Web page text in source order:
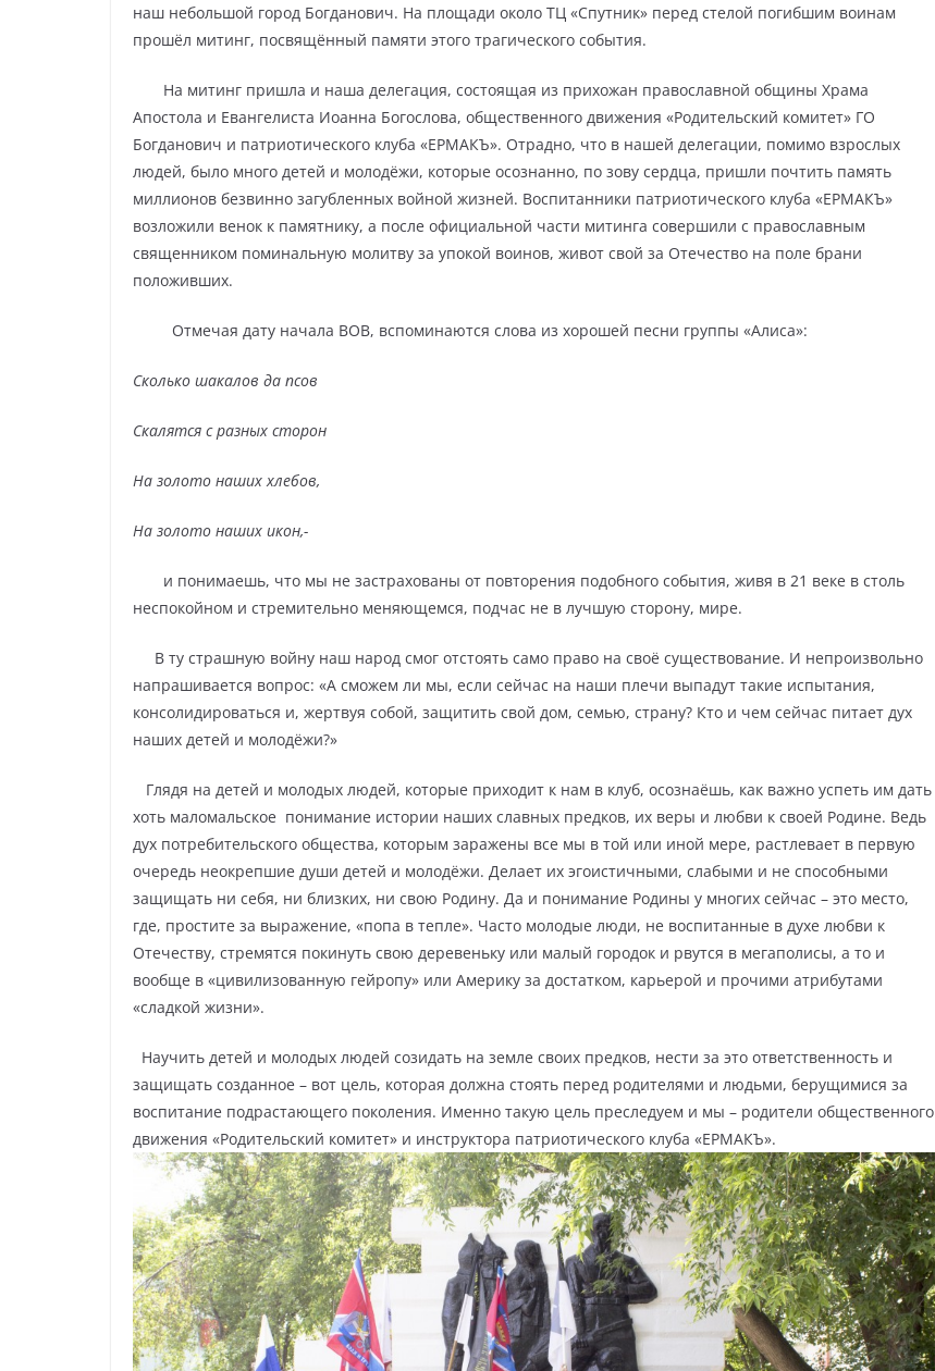
наш небольшой город Богданович. На площади около ТЦ «Спутник» перед стелой погибшим воинам
прошёл митинг, посвящённый памяти этого трагического события.
На митинг пришла и наша делегация, состоящая из прихожан православной общины Храма
Апостола и Евангелиста Иоанна Богослова, общественного движения «Родительский комитет» ГО
Богданович и патриотического клуба «ЕРМАКЪ». Отрадно, что в нашей делегации, помимо взрослых
людей, было много детей и молодёжи, которые осознанно, по зову сердца, пришли почтить память
миллионов безвинно загубленных войной жизней. Воспитанники патриотического клуба «ЕРМАКЪ»
возложили венок к памятнику, а после официальной части митинга совершили с православным
священником поминальную молитву за упокой воинов, живот свой за Отечество на поле брани
положивших.
Отмечая дату начала ВОВ, вспоминаются слова из хорошей песни группы «Алиса»:
Сколько шакалов да псов
Скалятся с разных сторон
На золото наших хлебов,
На золото наших икон,-
и понимаешь, что мы не застрахованы от повторения подобного события, живя в 21 веке в столь
неспокойном и стремительно меняющемся, подчас не в лучшую сторону, мире.
В ту страшную войну наш народ смог отстоять само право на своё существование. И непроизвольно
напрашивается вопрос: «А сможем ли мы, если сейчас на наши плечи выпадут такие испытания,
консолидироваться и, жертвуя собой, защитить свой дом, семью, страну? Кто и чем сейчас питает дух
наших детей и молодёжи?»
Глядя на детей и молодых людей, которые приходит к нам в клуб, осознаёшь, как важно успеть им дать
хоть маломальское понимание истории наших славных предков, их веры и любви к своей Родине. Ведь
дух потребительского общества, которым заражены все мы в той или иной мере, растлевает в первую
очередь неокрепшие души детей и молодёжи. Делает их эгоистичными, слабыми и не способными
защищать ни себя, ни близких, ни свою Родину. Да и понимание Родины у многих сейчас – это место,
где, простите за выражение, «попа в тепле». Часто молодые люди, не воспитанные в духе любви к
Отечеству, стремятся покинуть свою деревеньку или малый городок и рвутся в мегаполисы, а то и
вообще в «цивилизованную гейропу» или Америку за достатком, карьерой и прочими атрибутами
«сладкой жизни».
Научить детей и молодых людей созидать на земле своих предков, нести за это ответственность и
защищать созданное – вот цель, которая должна стоять перед родителями и людьми, берущимися за
воспитание подрастающего поколения. Именно такую цель преследуем и мы – родители общественного
движения «Родительский комитет» и инструктора патриотического клуба «ЕРМАКЪ».